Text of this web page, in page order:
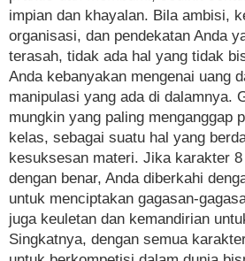
impian dan khayalan. Bila ambisi,
organisasi, dan pendekatan Anda
terasah, tidak ada hal yang tidak
Anda kebanyakan mengenai uang
manipulasi yang ada di dalamnya.
mungkin yang paling menganggap
kelas, sebagai suatu hal yang
kesuksesan materi. Jika karakter
dengan benar, Anda diberkahi
untuk menciptakan gagasan-
juga keuletan dan kemandirian
Singkatnya, dengan semua